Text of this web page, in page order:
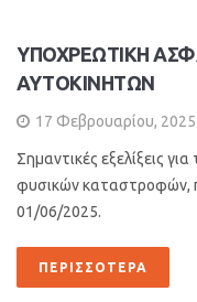
ΥΠΟΧΡΕΩΤΙΚΗ
ΑΥΤΟΚΙΝΗΤΩΝ
17 Φεβρουαρίου, 2025
Σημαντικές εξελίξεις
φυσικών καταστροφών,
01/06/2025.
ΠΕΡΙΣΣΌΤΕΡΑ